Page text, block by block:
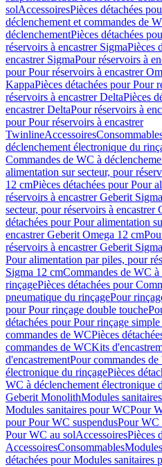
solAccessoiresPièces détachées
déclenchement et commandes de
déclenchementPièces détachées
réservoirs à encastrer SigmaPièces
encastrer SigmaPour réservoirs à
pour Pour réservoirs à encastrer
KappaPièces détachées pour Pour
réservoirs à encastrer DeltaPièces
encastrer DeltaPour réservoirs à
pour Pour réservoirs à encastrer
TwinlineAccessoires
déclenchement électronique du
Commandes de WC à
alimentation sur secteur, pour
12 cmPièces détachées pour Pour
réservoirs à encastrer Geberit
secteur, pour réservoirs à encastrer
détachées pour Pour alimentation
encastrer Geberit Omega 12 cm
réservoirs à encastrer Geberit
Pour alimentation par piles, pour
Sigma 12 cmCommandes de WC
rinçagePièces détachées pour
pneumatique du rinçagePour
pour Pour rinçage double touche
détachées pour Pour rinçage
commandes de WCPièces
commandes de WCKits
d'encastrementPour commandes
électronique du rinçagePièces
WC à déclenchement électronique
Geberit MonolithModules
Modules sanitaires pour WCPour
pour Pour WC suspendusPour WC
Pour WC au solAccessoiresPièces
AccessoiresConsommables
détachées pour Modules sanitaires